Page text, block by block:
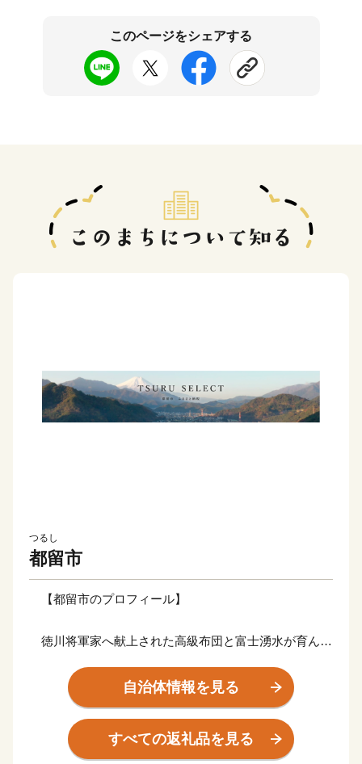
このページをシェアする
つるし
都留市
【都留市のプロフィール】
徳川将軍家へ献上された高級布団と富士湧水が育んだ
清らかで豊富な富士山湧水が旨味を追及した上質な特
産品を育みます。
古来より盛んな伝統織物は、高級羽毛布団として全国
自治体情報を見る
すべての返礼品を見る